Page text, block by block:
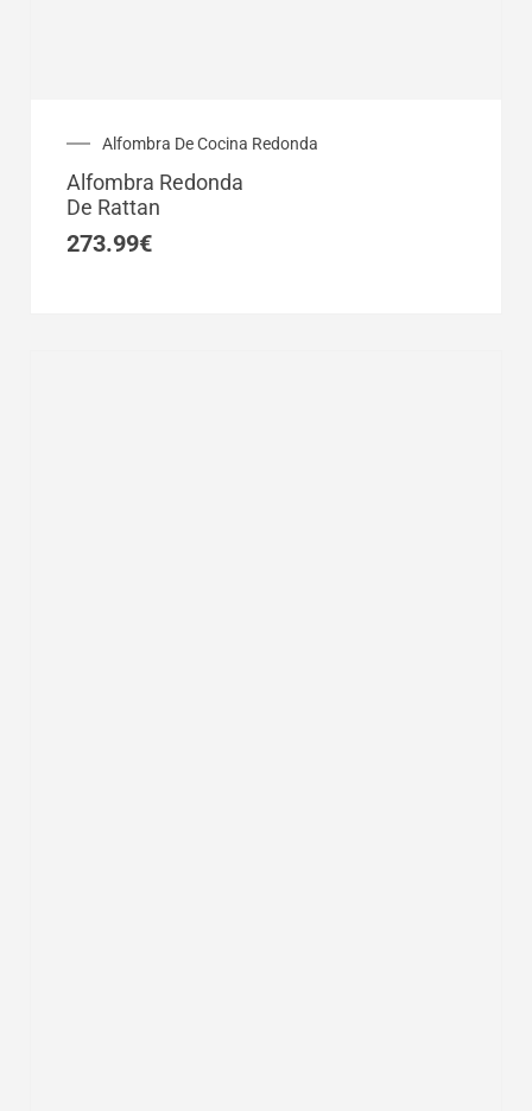
Alfombra De Cocina Redonda
Alfombra Redonda
De Rattan
273.99€